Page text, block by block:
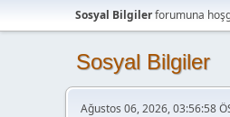
Sosyal Bilgilerforumuna
Sosyal Bilgiler
Ağustos 06, 2026, 03:56:58